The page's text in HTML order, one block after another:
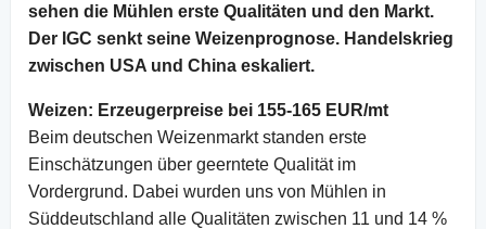
sehen die Mühlen erste Qualitäten und den Markt.
Der IGC senkt seine Weizenprognose. Handelskrieg
zwischen USA und China eskaliert.
Weizen: Erzeugerpreise bei 155-165 EUR/mt
Beim deutschen Weizenmarkt standen erste
Einschätzungen über geerntete Qualität im
Vordergrund. Dabei wurden uns von Mühlen in
Süddeutschland alle Qualitäten zwischen 11 und 14 %